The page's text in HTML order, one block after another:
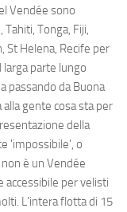
Vendée sono
Tonga, Fiji,
St Helena, Recife per
parte lungo
passando da Buona
gente cosa sta per
della
'impossibile', o
è un Vendée
accessibile per velisti
L'intera flotta di 15